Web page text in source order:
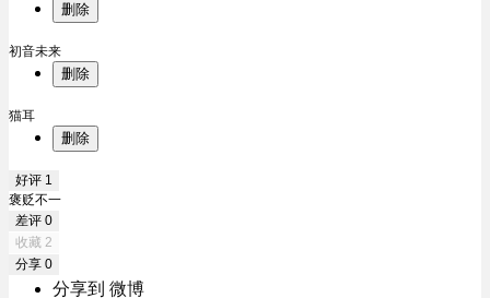
删除
初音未来
删除
猫耳
删除
好评 1
褒贬不一
差评 0
收藏 2
分享 0
分享到 微博